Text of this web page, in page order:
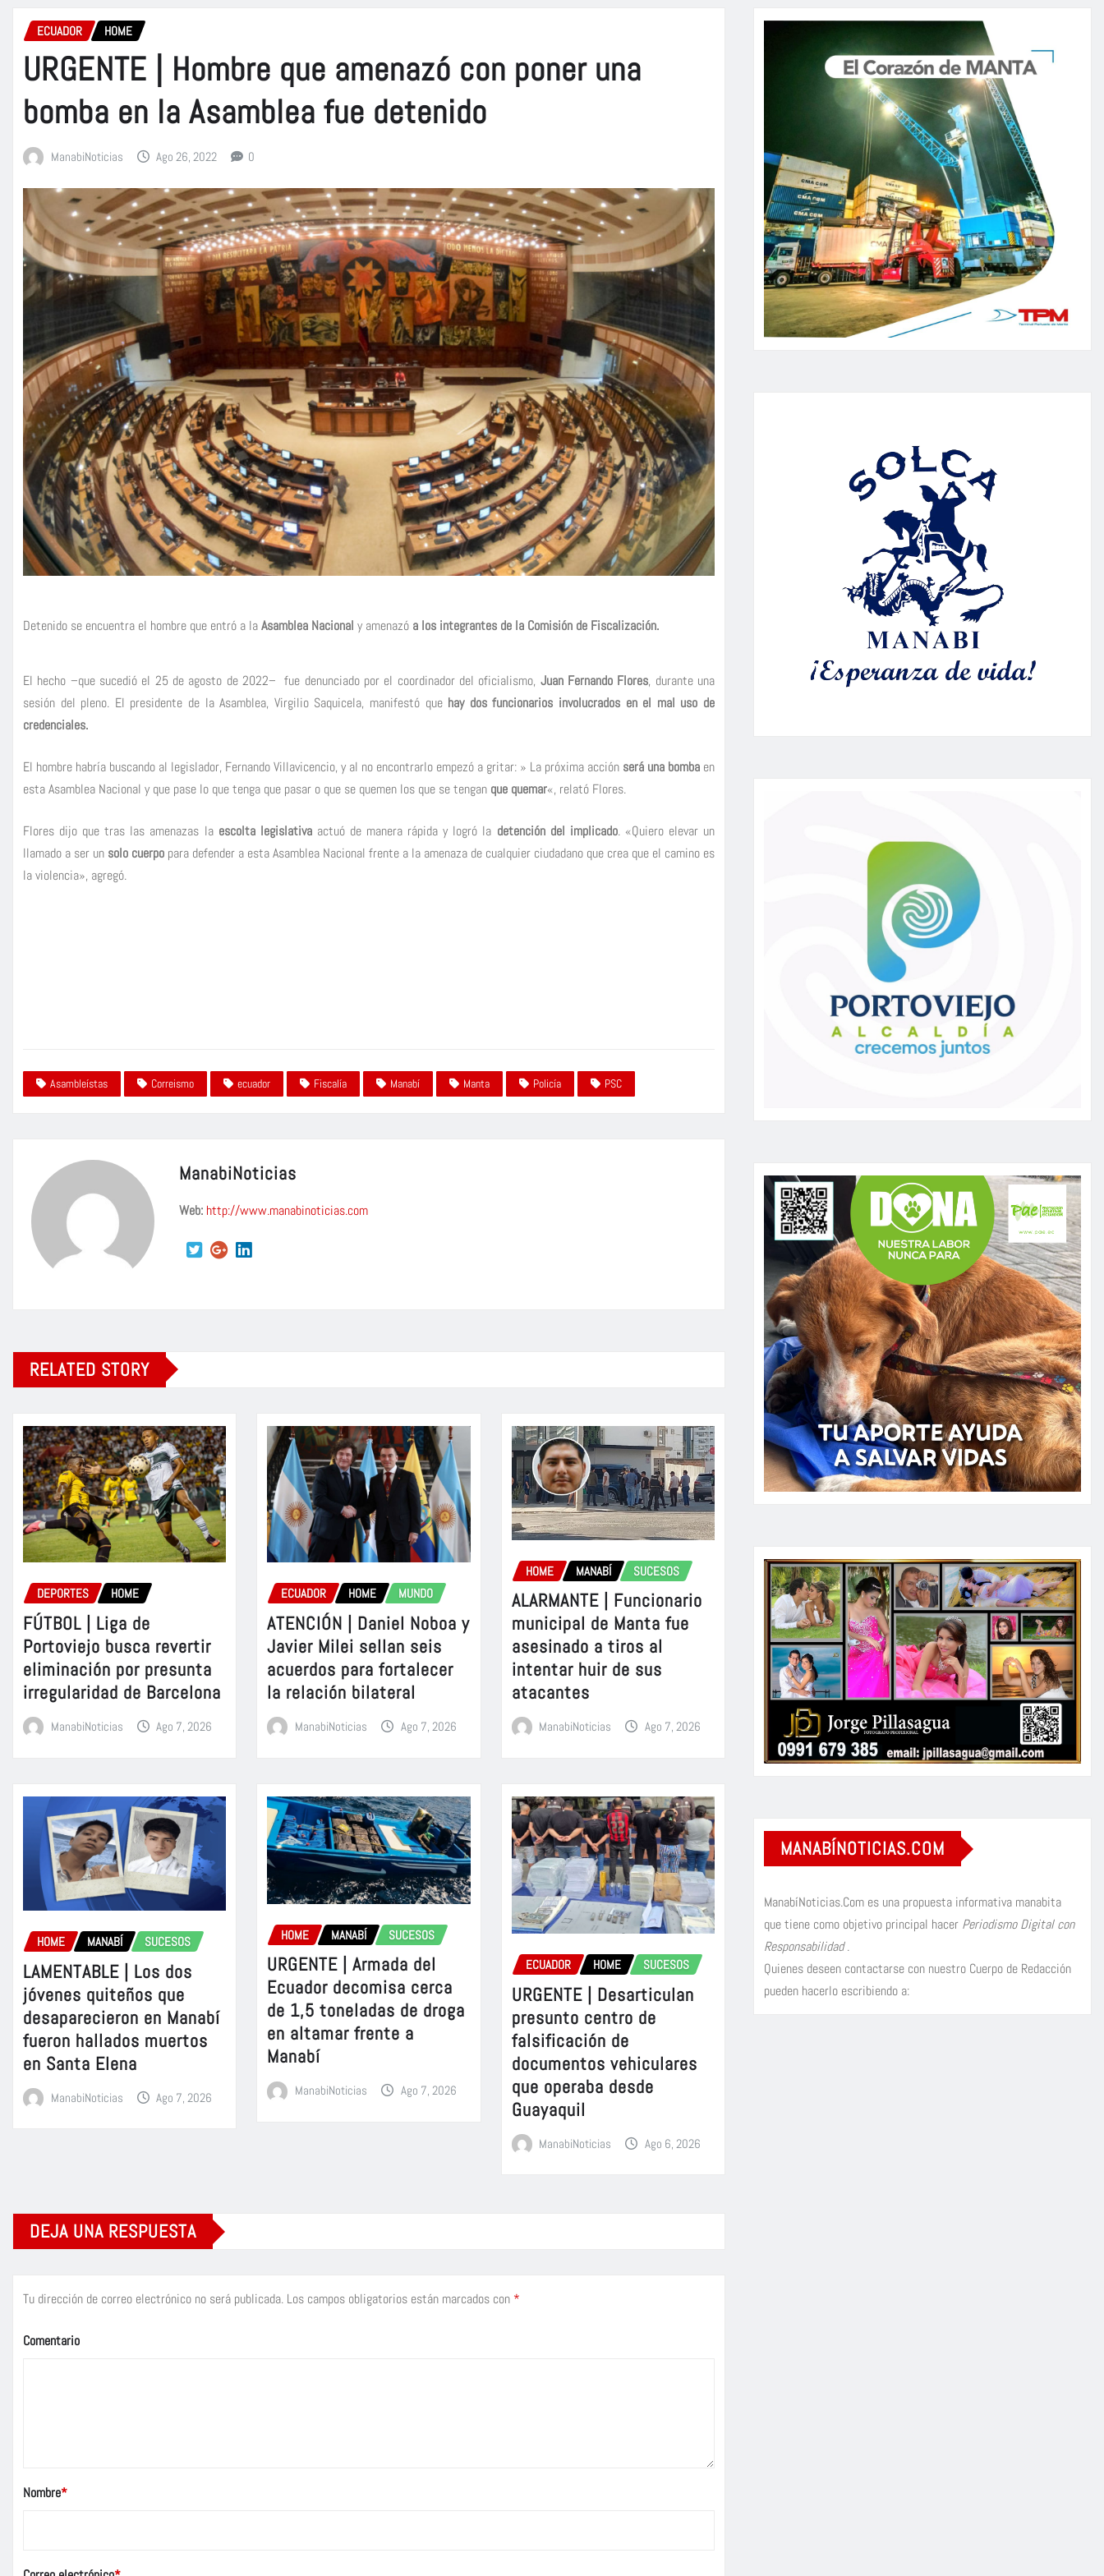
ECUADOR HOME
URGENTE | Hombre que amenazó con poner una
bomba en la Asamblea fue detenido
ManabiNoticias Ago 26, 2022 0
Detenido se encuentra el hombre que entró a laAsamblea Nacional y amenazó a los integrantes de la Comisión de Fiscalización.
El hecho –que sucedió el 25 de agosto de 2022– fue denunciado por el coordinador del oficialismo, Juan Fernando Flores, durante una
sesión del pleno. El presidente de la Asamblea, Virgilio Saquicela, manifestó que hay dos funcionarios involucrados en el mal uso de
credenciales.
El hombre habría buscando al legislador, Fernando Villavicencio, y al no encontrarlo empezó a gritar: » La próxima acción será una bomba en
esta Asamblea Nacional y que pase lo que tenga que pasar o que se quemen los que se tengan que quemar«, relató Flores.
Flores dijo que tras las amenazas la escolta legislativaactuó de manera rápida y logró la detención del implicado. «Quiero elevar un
llamado a ser un solo cuerpo para defender a esta Asamblea Nacional frente a la amenaza de cualquier ciudadano que crea que el camino es
la violencia», agregó.
Asambleístas Correismo ecuador Fiscalía Manabí Manta Policía PSC
ManabiNoticias
Web: http://www.manabinoticias.com
RELATED STORY
DEPORTES HOME
FÚTBOL | Liga de
Portoviejo busca revertir
eliminación por presunta
irregularidad de Barcelona
ManabiNoticias Ago 7, 2026
ECUADOR HOME MUNDO
ATENCIÓN | Daniel Noboa y
Javier Milei sellan seis
acuerdos para fortalecer
la relación bilateral
ManabiNoticias Ago 7, 2026
HOME MANABÍ SUCESOS
ALARMANTE | Funcionario
municipal de Manta fue
asesinado a tiros al
intentar huir de sus
atacantes
ManabiNoticias Ago 7, 2026
HOME MANABÍ SUCESOS
LAMENTABLE | Los dos
jóvenes quiteños que
desaparecieron en Manabí
fueron hallados muertos
en Santa Elena
ManabiNoticias Ago 7, 2026
HOME MANABÍ SUCESOS
URGENTE | Armada del
Ecuador decomisa cerca
de 1,5 toneladas de droga
en altamar frente a
Manabí
ManabiNoticias Ago 7, 2026
ECUADOR HOME SUCESOS
URGENTE | Desarticulan
presunto centro de
falsificación de
documentos vehiculares
que operaba desde
Guayaquil
ManabiNoticias Ago 6, 2026
DEJA UNA RESPUESTA
Tu dirección de correo electrónico no será publicada. Los campos obligatorios están marcados con *
Comentario
Nombre*
MANABÍNOTICIAS.COM
ManabíNoticias.Com es una propuesta informativa manabita
que tiene como objetivo principal hacer Periodismo Digital con
Responsabilidad.
Quienes deseen contactarse con nuestro Cuerpo de Redacción
pueden hacerlo escribiendo a: